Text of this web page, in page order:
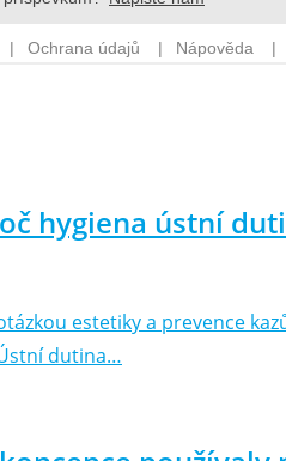
hygiena ústní
estetiky a prevence
dutina…